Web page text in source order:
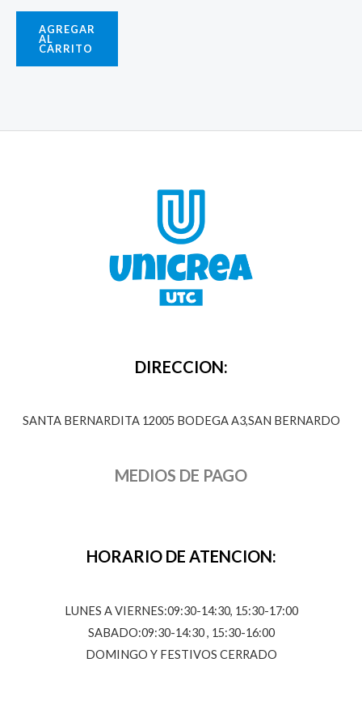
AGREGAR
AL
CARRITO
DIRECCION:
SANTA BERNARDITA 12005 BODEGA A3,SAN BERNARDO
MEDIOS DE PAGO
HORARIO DE ATENCION:
LUNES A VIERNES:09:30-14:30, 15:30-17:00
SABADO:09:30-14:30 , 15:30-16:00
DOMINGO Y FESTIVOS CERRADO